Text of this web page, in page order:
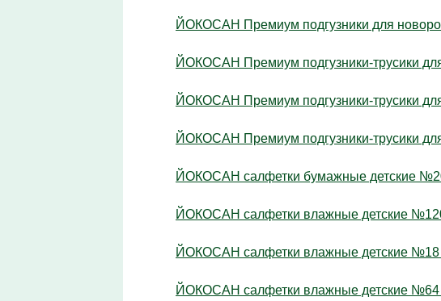
ЙОКОСАН Премиум подгузники для
ЙОКОСАН Премиум подгузники-трусики
ЙОКОСАН Премиум подгузники-трусики
ЙОКОСАН Премиум подгузники-трусики
ЙОКОСАН салфетки бумажные детские
ЙОКОСАН салфетки влажные детские
ЙОКОСАН салфетки влажные детские №18
ЙОКОСАН салфетки влажные детские №64